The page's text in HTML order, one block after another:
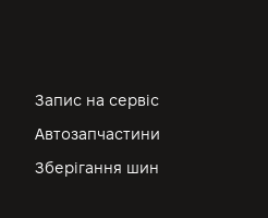
Запис на сервіс
Автозапчастини
Зберігання шин